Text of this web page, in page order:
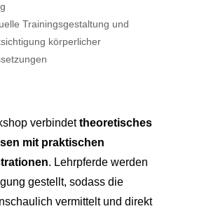
Trainingsgestaltung und
körperlicher
verbindettheoretisches
mit praktischen
. Lehrpferde werden
gestellt, sodass die
vermittelt und direkt